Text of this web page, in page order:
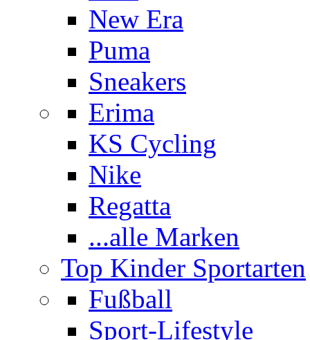
New Era
Puma
Sneakers
Erima
KS Cycling
Nike
Regatta
...alle Marken
Top Kinder Sportarten
Fußball
Sport-Lifestyle